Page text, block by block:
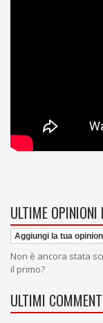
ULTIME OPINIONI
Aggiungi la tua
Non è ancora stata
il primo?
ULTIMI